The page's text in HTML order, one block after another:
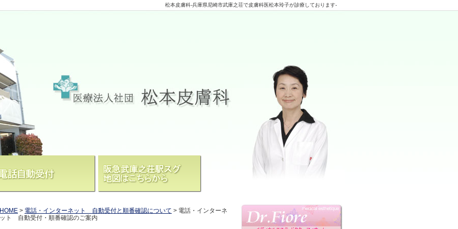
松本皮膚科-兵庫県尼崎市武庫之荘で皮膚科医松本玲子が診療しております-
HOME > 電話・インターネット 自動受付と順番確認について > 電話・インターネ
ット 自動受付・順番確認のご案内